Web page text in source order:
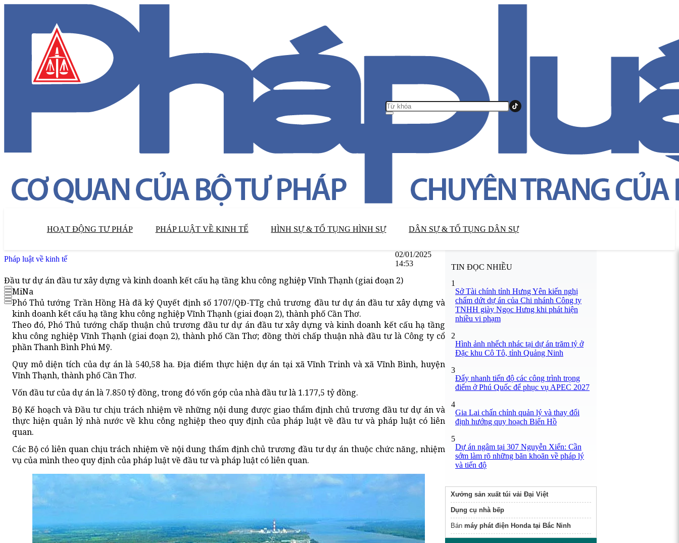
HOẠT ĐỘNG TƯ PHÁP PHÁP LUẬT VỀ KINH TẾ HÌNH SỰ & TỐ TỤNG HÌNH SỰ DÂN SỰ & TỐ TỤNG DÂN SỰ
Pháp luật về kinh tế
02/01/2025
14:53
Đầu tư dự án đầu tư xây dựng và kinh doanh kết cấu hạ tầng khu công nghiệp Vĩnh Thạnh (giai đoạn 2)
MiNa
Phó Thủ tướng Trần Hồng Hà đã ký Quyết định số 1707/QĐ-TTg chủ trương đầu tư dự án đầu tư xây dựng và
kinh doanh kết cấu hạ tầng khu công nghiệp Vĩnh Thạnh (giai đoạn 2), thành phố Cần Thơ.
Theo đó, Phó Thủ tướng chấp thuận chủ trương đầu tư dự án đầu tư xây dựng và kinh doanh kết cấu hạ tầng
khu công nghiệp Vĩnh Thạnh (giai đoạn 2), thành phố Cần Thơ; đồng thời chấp thuận nhà đầu tư là Công ty cổ
phần Thanh Bình Phú Mỹ.
Quy mô diện tích của dự án là 540,58 ha. Địa điểm thực hiện dự án tại xã Vĩnh Trinh và xã Vĩnh Bình, huyện
Vĩnh Thạnh, thành phố Cần Thơ.
Vốn đầu tư của dự án là 7.850 tỷ đồng, trong đó vốn góp của nhà đầu tư là 1.177,5 tỷ đồng.
Bộ Kế hoạch và Đầu tư chịu trách nhiệm về những nội dung được giao thẩm định chủ trương đầu tư dự án và
thực hiện quản lý nhà nước về khu công nghiệp theo quy định của pháp luật về đầu tư và pháp luật có liên
quan.
Các Bộ có liên quan chịu trách nhiệm về nội dung thẩm định chủ trương đầu tư dự án thuộc chức năng, nhiệm
vụ của mình theo quy định của pháp luật về đầu tư và pháp luật có liên quan.
TIN ĐỌC NHIỀU
1
Sở Tài chính tỉnh Hưng Yên kiến nghị
chấm dứt dự án của Chi nhánh Công ty
TNHH giày Ngọc Hưng khi phát hiện
nhiều vi phạm
2
Hình ảnh nhếch nhác tại dự án trăm tỷ ở
Đặc khu Cô Tô, tỉnh Quảng Ninh
3
Đẩy nhanh tiến độ các công trình trọng
điểm ở Phú Quốc để phục vụ APEC 2027
4
Gia Lai chấn chỉnh quản lý và thay đổi
định hướng quy hoạch Biển Hồ
5
Dự án ngâm tại 307 Nguyễn Xiển: Cần
sớm làm rõ những băn khoăn về pháp lý
và tiến độ
Xưởng sản xuất túi vải Đại Việt
Dụng cụ nhà bếp
Bán máy phát điện Honda tại Bắc Ninh